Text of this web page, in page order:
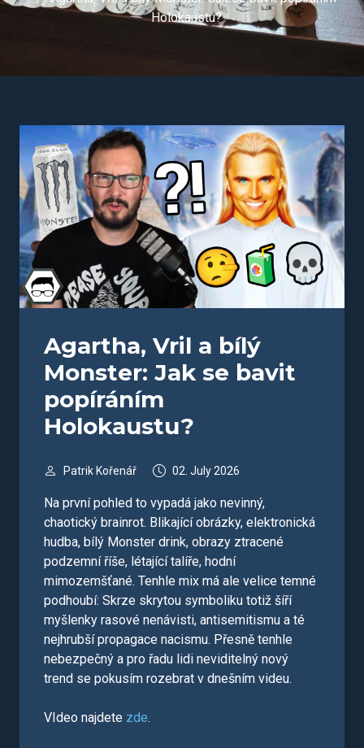
Holokaustu?
Agartha, Vril a bílý
Monster: Jak se bavit
popíráním
Holokaustu?
Patrik Kořenář 02. July 2026
Na první pohled to vypadá jako nevinný,
chaotický brainrot. Blikající obrázky, elektronická
hudba, bílý Monster drink, obrazy ztracené
podzemní říše, létající talíře, hodní
mimozemšťané. Tenhle mix má ale velice temné
podhoubí: Skrze skrytou symboliku totiž šíří
myšlenky rasové nenávisti, antisemitismu a té
nejhrubší propagace nacismu. Přesně tenhle
nebezpečný a pro řadu lidi neviditelný nový
trend se pokusím rozebrat v dnešním videu.
VIdeo najdete zde.